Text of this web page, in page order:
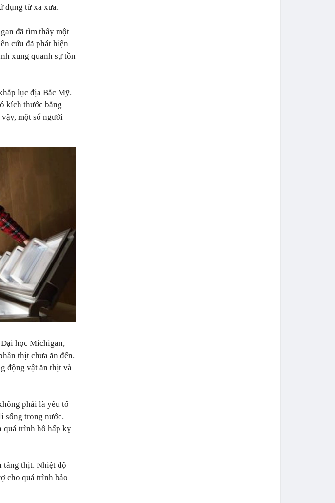
dụng từ xa xưa.
đã tìm thấy một
cứu đã phát hiện
xung quanh sự tồn
lục địa Bắc Mỹ.
kích thước bằng
một số người
Đại học Michigan,
thịt chưa ăn đến.
động vật ăn thịt và
phải là yếu tố
sống trong nước.
quá trình hô hấp kỵ
tảng thịt. Nhiệt độ
cho quá trình bảo